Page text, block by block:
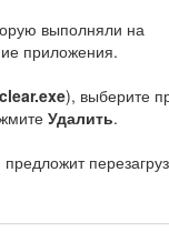
выполняли на
приложения.
), выберите
Удалить.